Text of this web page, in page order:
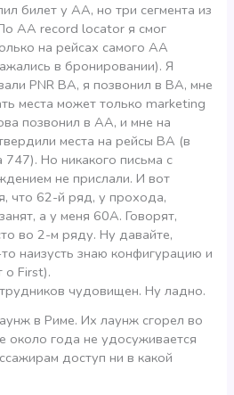
билет у АА, но три сегмента из
AA record locator я смог
на рейсах самого АА
в бронировании). Я
PNR ВA, я позвонил в ВА, мне
места может только marketing
позвонил в АА, и мне на
места на рейсы ВА (в
Но никакого письма с
не прислали. И вот
что 62-й ряд, у прохода,
а у меня 60А. Говорят,
во 2-м ряду. Ну давайте,
наизусть знаю конфигурацию и
о First).
чудовищен. Ну ладно.
в Риме. Их лаунж сгорел во
года не удосуживается
доступ ни в какой